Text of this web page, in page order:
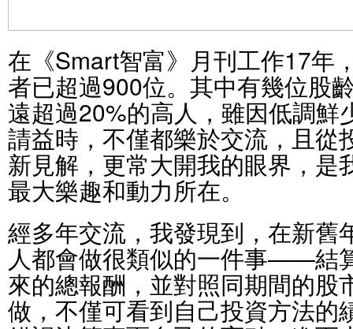
在《Smart智富》月刊工作17年
者已超過900位。其中有幾位股
遠超過20%的高人，雖因低調鮮
請益時，不僅都樂於交流，且從
新見解，更常大開我的眼界，是
最大樂趣和動力所在。
經多年交流，我發現到，在新舊
人都會做很類似的一件事——結
來的總報酬，並對照同期間的股
做，不僅可看到自己投資方法的